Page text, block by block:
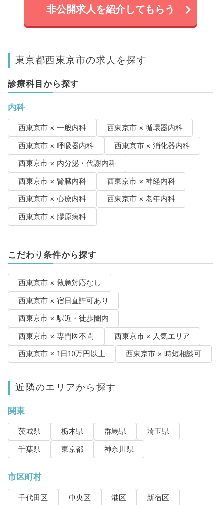
非公開求人を紹介してもらう
東京都西東京市の求人を探す
診療科目から探す
内科
西東京市 × 一般内科
西東京市 × 循環器内科
西東京市 × 呼吸器内科
西東京市 × 消化器内科
西東京市 × 内分泌・代謝内科
西東京市 × 腎臓内科
西東京市 × 神経内科
西東京市 × 心療内科
西東京市 × 老年内科
西東京市 × 膠原病科
こだわり条件から探す
西東京市 × 救急対応なし
西東京市 × 宿日直許可あり
西東京市 × 駅近・徒歩圏内
西東京市 × 専門医不問
西東京市 × 人気エリア
西東京市 × 1日10万円以上
西東京市 × 時短相談可
近隣のエリアから探す
関東
茨城県 栃木県 群馬県
埼玉県
千葉県
東京都 神奈川県
市区町村
千代田区 中央区 港区
新宿区